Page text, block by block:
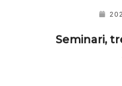
Seminari,